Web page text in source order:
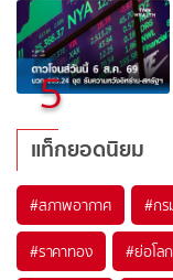
5
แท็กยอดนิยม
#สภาพอากาศ #ก
#ราคาทอง #ย่อโล